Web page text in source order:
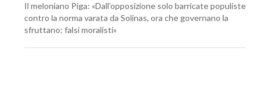
Il meloniano Piga: «Dall’opposizione solo barricate populiste
contro la norma varata da Solinas, ora che governano la
sfruttano: falsi moralisti»